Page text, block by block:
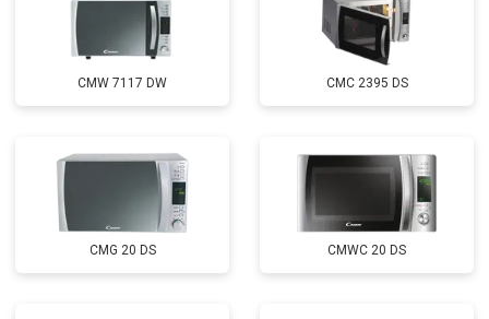
CMW 7117 DW CMC 2395 DS
CMG 20 DS CMWC 20 DS